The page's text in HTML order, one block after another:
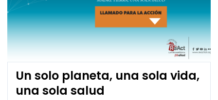
Un solo planeta, una sola vida,
una sola salud